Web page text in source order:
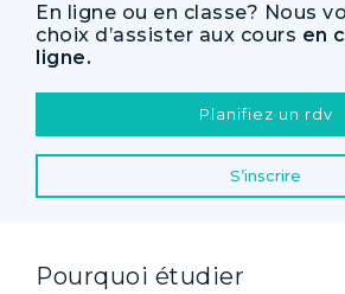
En ligne ou en classe? Nous
choix d’assister aux cours en
ligne.
Planifiez un rdv
S’inscrire
Pourquoi étudier